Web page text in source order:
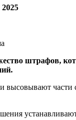
штрафов,
высовывают